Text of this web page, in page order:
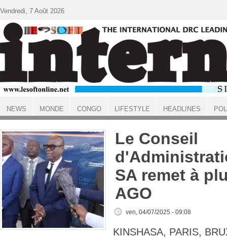
ACCUEIL
Le Conseil
SA remet à
AGO
ven, 04/07/2025 - 09:08
KINSHASA, PARIS,
Vendredi, 7 Août 2026
NEWS MONDE CONGO LIFESTYLE HEADLINES